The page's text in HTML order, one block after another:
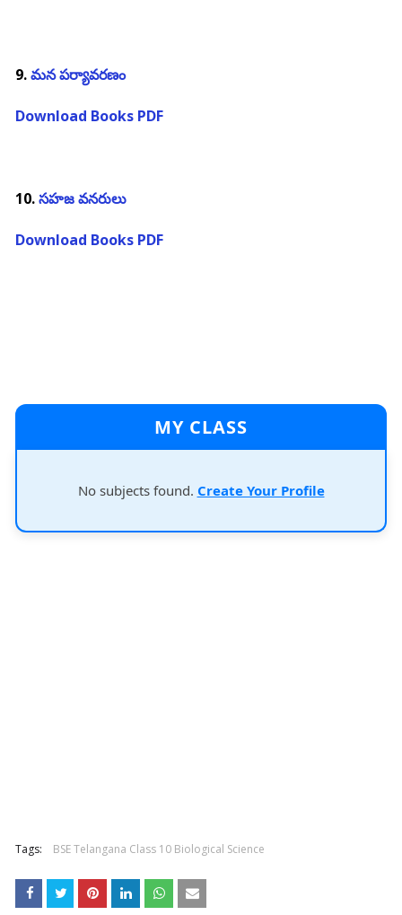
9.మన పర్యావరణం
Download Books PDF
10.సహజ వనరులు
Download Books PDF
MY CLASS
No subjects found. Create Your Profile
Tags: BSE Telangana Class 10 Biological Science